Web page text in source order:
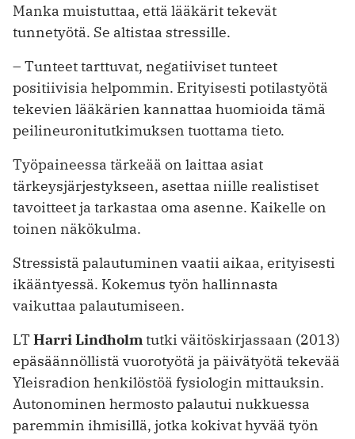
Manka muistuttaa, että lääkärit tekevät
tunnetyötä. Se altistaa stressille.
– Tunteet tarttuvat, negatiiviset tunteet
positiivisia helpom­min. Erityisesti potilas­työtä
tekevien lääkärien kan­nattaa huo­mioida tämä
peilineuronitutkimuksen tuottama tieto.
Työpaineessa tärkeää on laittaa asiat
tärkeysjärjestykseen, asettaa niille realistiset
tavoitteet ja tarkastaa oma asenne. Kaikelle on
toinen näkökulma.
Stressistä palautuminen vaatii aikaa, erityisesti
ikääntyessä. Kokemus työn hallinnasta
vaikuttaa palautumiseen.
LTHarri Lindholmtutki väitöskirjassaan (2013)
epäsään­nöllistä vuorotyötä ja päivä­työtä tekevää
Yleisradion henkilös­töä fysio­login mittauksin.
Autonominen hermosto palautui nukkuessa
paremmin ihmisillä, jotka kokivat hyvää työn